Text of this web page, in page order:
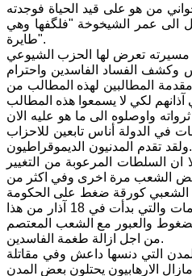
اخذت احسب عمر اكبر اخواني من هو على قيد الحياة فوجدته
ميلادك المتجدد مع عمر الشاب الذي عمره 82 عاما ولم ولن يصل الى عمر الشيخوخة "فلگفها وهي
طايرة".
تعرض لها الحزب الشيوعي
وكشف الفساد الفاسدين واحترام
كان في مقدمة المطالبين لهذه المطالب من
لكي لا يسمعوا هذه المطالب
واوصلوه الى ما هو عليه الان
في الدولة أناس تابعين للاحزاب
تقدم المدنيون الديموقراطيون
شيوعيو العراق بتظاهرات عمت البلاد من البصرة الى بغداد حيث توجت بتظاهرة 25 شباط 2011 إلا ان السلطات المرعوبة من التغيير
الشعب مرة اخرى وفي اكثر من
الشعبي كورقة ضغط على الحكومة
من اجل الاسراع بالتغيير وتقديم الفاسدين الى القضاء لكن وليومنا هذا ومنذ نهاية تموز الماضي ووصولا الى الاعتصامات والتي بدأت في 18 آذار من هذا
والعبور مع الشعب المعتصم
من اجل ازالة طغمة الفاسدين.
يسجل انتصاراته في تحرير المدن التي دنسها داعش وفي مقاتلة